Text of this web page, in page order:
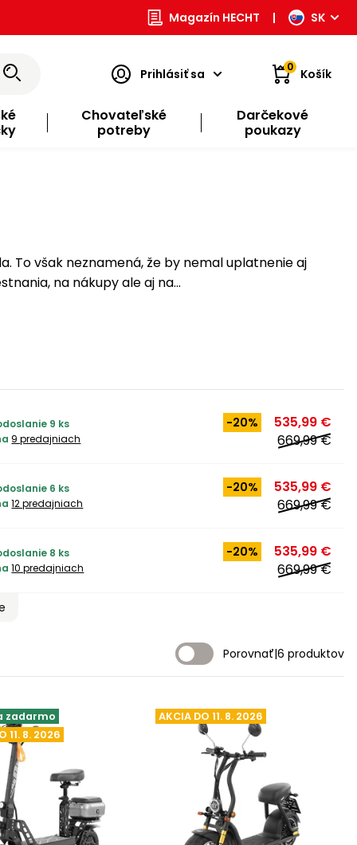
Magazín HECHT | SK
Prihlásiť sa 0 Košík
Chovateľské
potreby
Darčekové
poukazy
To však neznamená, že by nemal uplatnenie aj
na nákupy ale aj na…
9 ks
9 predajniach
-20%
535,99 €
669,99 €
6 ks
12 predajniach
-20%
535,99 €
669,99 €
8 ks
10 predajniach
-20%
535,99 €
669,99 €
Porovnať|6 produktov
zadarmo
11. 8. 2026
AKCIA DO 11. 8. 2026